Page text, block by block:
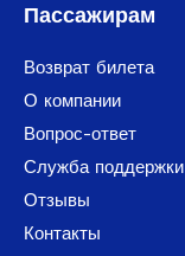
Пассажирам
Возврат билета
О компании
Вопрос-ответ
Служба поддержки
Отзывы
Контакты